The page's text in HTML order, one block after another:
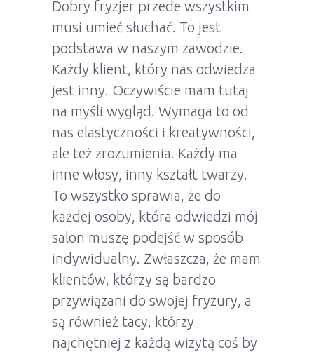
Dobry fryzjer przede wszystkim
musi umieć słuchać. To jest
podstawa w naszym zawodzie.
Każdy klient, który nas odwiedza
jest inny. Oczywiście mam tutaj
na myśli wygląd. Wymaga to od
nas elastyczności i kreatywności,
ale też zrozumienia. Każdy ma
inne włosy, inny kształt twarzy.
To wszystko sprawia, że do
każdej osoby, która odwiedzi mój
salon muszę podejść w sposób
indywidualny. Zwłaszcza, że mam
klientów, którzy są bardzo
przywiązani do swojej fryzury, a
są również tacy, którzy
najchętniej z każdą wizytą coś by